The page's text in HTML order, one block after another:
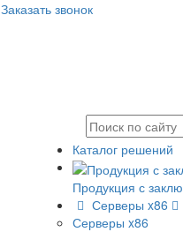
Заказать звонок
Каталог решений
Продукция с
Серверы x86
Серверы x86